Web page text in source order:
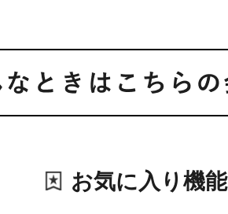
お気に入り機能